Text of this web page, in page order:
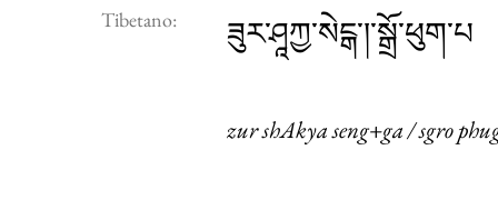
Tibetano: ཟུར་ཤཱཀྱ་སེངྒ་།་སྒྲོ་ཕུག་པ
zur shAkya seng+ga / sgro